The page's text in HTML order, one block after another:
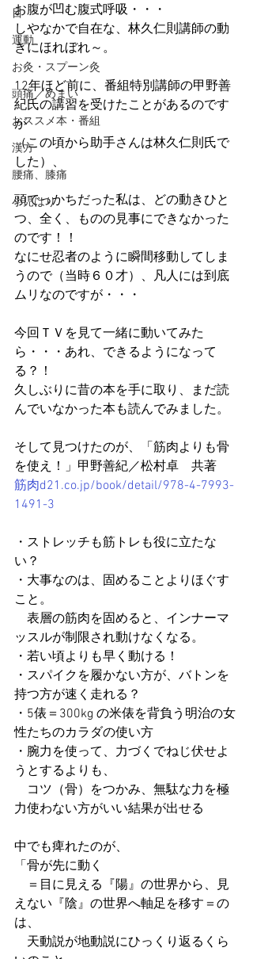
目
運動
お灸・スプーン灸
頭痛／めまい
おススメ本・番組
漢方
腰痛、膝痛
小児はり
お腹が凹む腹式呼吸・・・
しやなかで自在な、林久仁則講師の動
きにほれぼれ～。
12年ほど前に、番組特別講師の甲野善
紀氏の講習を受けたことがあるのです
が
（この頃から助手さんは林久仁則氏で
した）、
頭でっかちだった私は、どの動きひと
つ、全く、ものの見事にできなかった
のです！！
なにせ忍者のように瞬間移動してしま
うので（当時６０才）、凡人には到底
ムリなのですが・・・
今回ＴＶを見て一緒に動いてみた
ら・・・あれ、できるようになって
る？！
久しぶりに昔の本を手に取り、まだ読
んでいなかった本も読んでみました。
そして見つけたのが、「筋肉よりも骨
を使え！」甲野善紀／松村卓　共著
筋肉d21.co.jp/book/detail/978-4-7993-
1491-3
・ストレッチも筋トレも役に立たな
い？
・大事なのは、固めることよりほぐす
こと。
表層の筋肉を固めると、インナーマ
ッスルが制限され動けなくなる。
・若い頃よりも早く動ける！
・スパイクを履かない方が、バトンを
持つ方が速く走れる？
・5俵＝300kg の米俵を背負う明治の女
性たちのカラダの使い方
・腕力を使って、力づくでねじ伏せよ
うとするよりも、
コツ（骨）をつかみ、無駄な力を極
力使わない方がいい結果が出せる
中でも痺れたのが、
「骨が先に動く
＝目に見える『陽』の世界から、見
えない『陰』の世界へ軸足を移す＝の
は、
天動説が地動説にひっくり返るくら